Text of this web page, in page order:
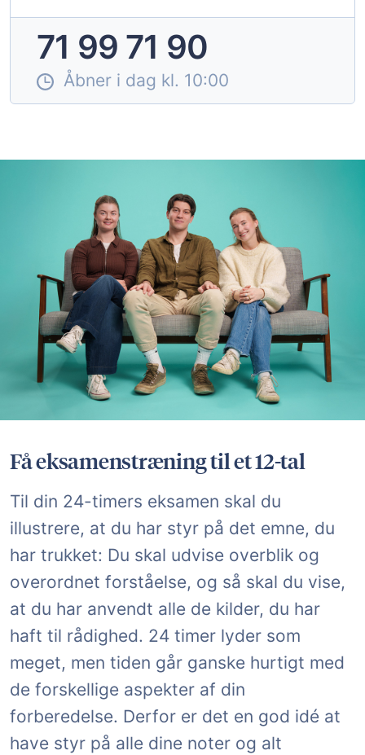
71 99 71 90
Åbner i dag kl. 10:00
Få eksamenstræning til et 12-tal
Til din 24-timers eksamen skal du
illustrere, at du har styr på det emne, du
har trukket: Du skal udvise overblik og
overordnet forståelse, og så skal du vise,
at du har anvendt alle de kilder, du har
haft til rådighed. 24 timer lyder som
meget, men tiden går ganske hurtigt med
de forskellige aspekter af din
forberedelse. Derfor er det en god idé at
have styr på alle dine noter og alt